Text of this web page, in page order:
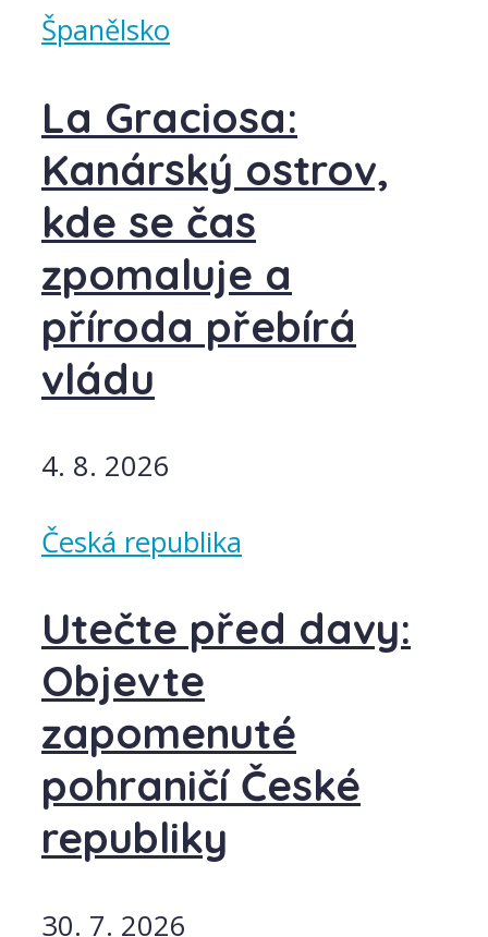
Španělsko
La Graciosa:
Kanárský ostrov,
kde se čas
zpomaluje a
příroda přebírá
vládu
4. 8. 2026
Česká republika
Utečte před davy:
Objevte
zapomenuté
pohraničí České
republiky
30. 7. 2026